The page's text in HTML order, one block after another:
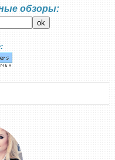
обзоры: